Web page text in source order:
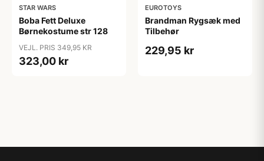
STAR WARS
Boba Fett Deluxe
Børnekostume str 128
VEJL. PRIS 349,95 KR
323,00 kr
EUROTOYS
Brandman Rygsæk med
Tilbehør
229,95 kr